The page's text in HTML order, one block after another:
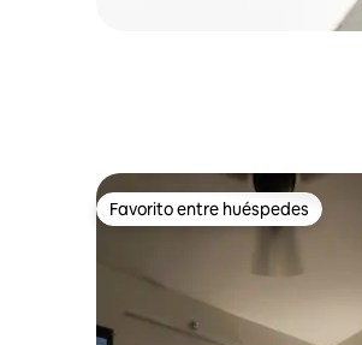
Favorito entre huéspedes
Favorito entre huéspedes